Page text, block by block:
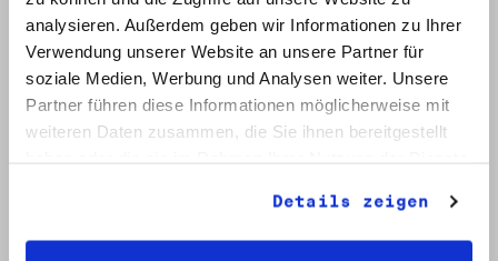
analysieren. Außerdem geben wir Informationen zu Ihrer
Verwendung unserer Website an unsere Partner für
soziale Medien, Werbung und Analysen weiter. Unsere
Partner führen diese Informationen möglicherweise mit
weiteren Daten zusammen, die Sie ihnen bereitgestellt
Details zeigen